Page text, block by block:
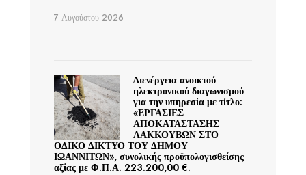
7 Αυγούστου 2026
Διενέργεια ανοικτού
ηλεκτρονικού διαγωνισμού
για την υπηρεσία με τίτλο:
«ΕΡΓΑΣΙΕΣ
ΑΠΟΚΑΤΑΣΤΑΣΗΣ
ΛΑΚΚΟΥΒΩΝ ΣΤΟ
ΟΔΙΚΟ ΔΙΚΤΥΟ ΤΟΥ ΔΗΜΟΥ
ΙΩΑΝΝΙΤΩΝ», συνολικής προϋπολογισθείσης
αξίας με Φ.Π.Α. 223.200,00 €.